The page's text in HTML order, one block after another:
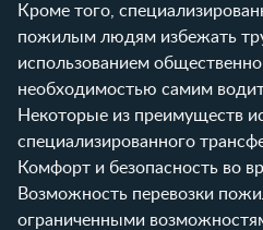
Кроме того,
пожилым людям избежать
использованием
необходимостью самим
Некоторые из преимуществ
специализированного
Комфорт и безопасность во
Возможность перевозки
ограниченными